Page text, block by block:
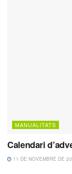
MANUALITATS
Calendari
11 DE NOVEMBRE DE